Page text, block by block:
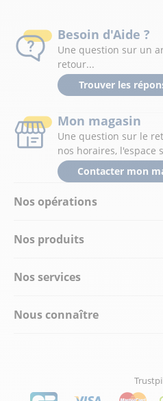
Nos opérations
Nos produits
Nos services
Nous connaître
Besoin d'Aide ?
Une question sur un
retour...
Trouver les
Mon magasin
Une question sur le
nos horaires, l'espace
Contacter mon